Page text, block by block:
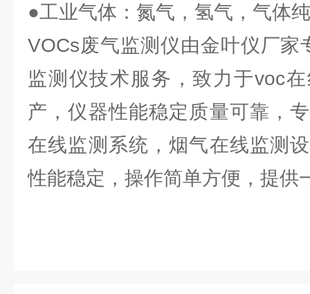
●工业气体：氮气，氢气，气体
VOCs废气监测仪由金叶仪厂家
监测仪技术服务，致力于voc
产，仪器性能稳定质量可靠，
在线监测系统，烟气在线监测
性能稳定，操作简单方便，提供